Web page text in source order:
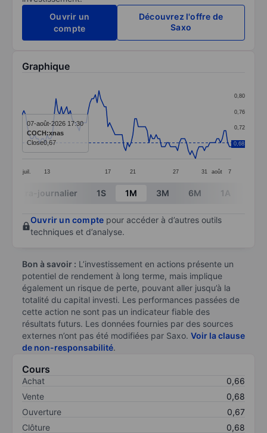
Ouvrir un
compte
Découvrez l'offre de
Saxo
Graphique
Line chart with 118 data points.
The chart has 1 X axis displaying categories.
The chart has 1 Y axis displaying values. Data
juil. 13 17 21 27 31 août 7
0,68
0,72
0,76
0,80
0,68
07-août-2026 17:30
COCH:xnas
Close0,67
End of interactive chart.
Intra-journalier 1S 1M 3M 6M 1A
Ouvrir un compte pour accéder à d’autres outils
techniques et d’analyse.
Bon à savoir : L’investissement en actions présente un
potentiel de rendement à long terme, mais implique
également un risque de perte, pouvant aller jusqu’à la
totalité du capital investi. Les performances passées de
cette action ne sont pas un indicateur fiable des
résultats futurs. Les données fournies par des sources
externes n’ont pas été modifiées par Saxo. Voir la clause
de non-responsabilité.
Cours
Achat
0,66
Vente
0,68
Ouverture
0,67
Clôture
0,68